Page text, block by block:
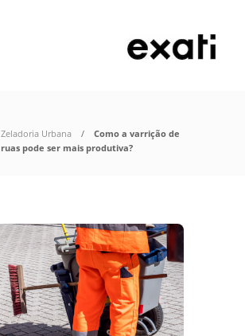
Zeladoria Urbana
Como a varrição de
ruas pode ser mais produtiva?